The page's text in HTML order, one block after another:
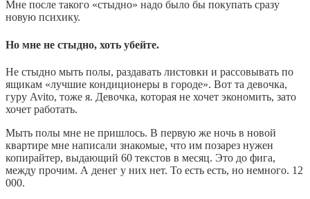
Мне после такого «стыдно» надо было бы покупать сразу
новую психику.
Но мне не стыдно, хоть убейте.
Не стыдно мыть полы, раздавать листовки и рассовывать по
ящикам «лучшие кондиционеры в городе». Вот та девочка,
гуру Avito, тоже я. Девочка, которая не хочет экономить, зато
хочет работать.
Мыть полы мне не пришлось. В первую же ночь в новой
квартире мне написали знакомые, что им позарез нужен
копирайтер, выдающий 60 текстов в месяц. Это до фига,
между прочим. А денег у них нет. То есть есть, но немного. 12
000.